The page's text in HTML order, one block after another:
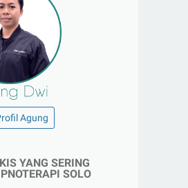
Agung
YANG SERING
SOLO